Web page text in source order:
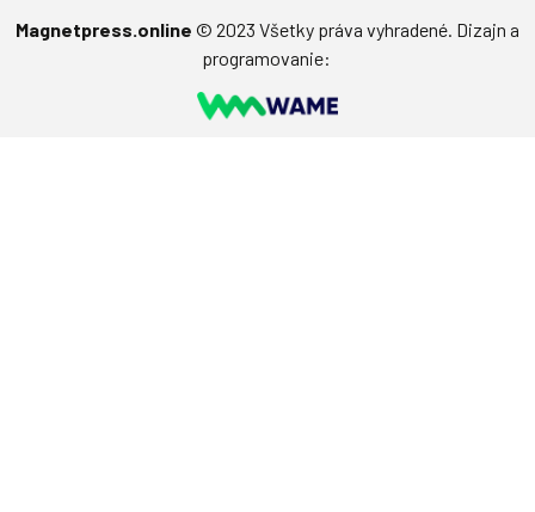
Magnetpress.online © 2023 Všetky práva vyhradené. Dizajn a
programovanie: